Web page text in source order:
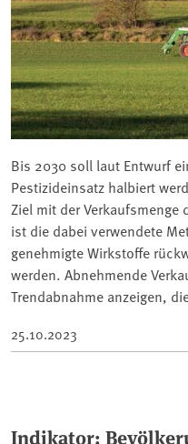
Bis 2030 soll laut Entwurf
Pestizideinsatz halbiert
Ziel mit der Verkaufsmenge
ist die dabei verwendete
genehmigte Wirkstoffe
werden. Abnehmende
Trendabnahme anzeigen,
25.10.2023
Indikator: